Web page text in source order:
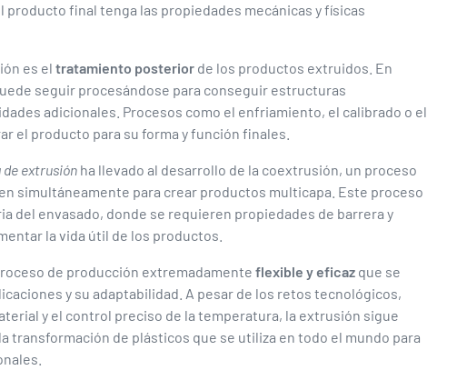
producto final tenga las propiedades mecánicas y físicas
es el tratamiento posterior de los productos extruidos. En
seguir procesándose para conseguir estructuras
adicionales. Procesos como el enfriamiento, el calibrado o el
el producto para su forma y función finales.
extrusión ha llevado al desarrollo de la coextrusión, un proceso
simultáneamente para crear productos multicapa. Este proceso
del envasado, donde se requieren propiedades de barrera y
la vida útil de los productos.
de producción extremadamente flexible y eficaz que se
y su adaptabilidad. A pesar de los retos tecnológicos,
y el control preciso de la temperatura, la extrusión sigue
transformación de plásticos que se utiliza en todo el mundo para